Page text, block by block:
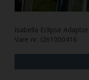
Isabella Eclipse Adaptor
Vare nr. I261000416